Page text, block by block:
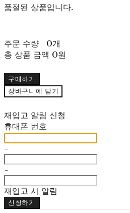
품절된 상품입니다.
주문 수량
0개
총 상품 금액 0원
구매하기
장바구니에 담기
재입고 알림 신청
휴대폰 번호
-
-
재입고 시 알림
신청하기